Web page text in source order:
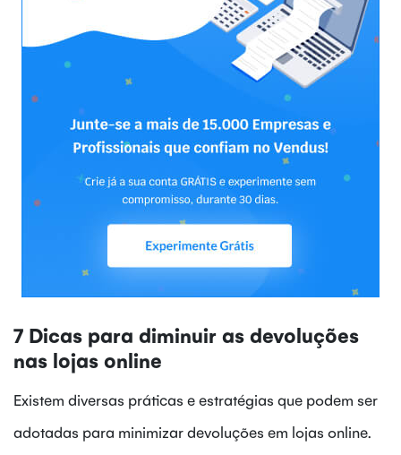
7 Dicas para diminuir as devoluções
nas lojas online
Existem diversas práticas e estratégias que podem ser
adotadas para minimizar devoluções em lojas online.